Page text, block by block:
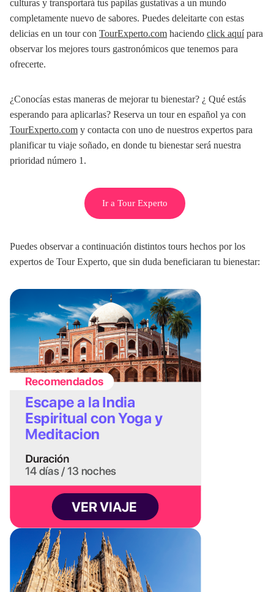
culturas y transportará tus papilas gustativas a un mundo
completamente nuevo de sabores. Puedes deleitarte con estas
delicias en un tour con TourExperto.com haciendo click aquípara
observar los mejores tours gastronómicos que tenemos para
ofrecerte.
¿Conocías estas maneras de mejorar tu bienestar? ¿ Qué estás
esperando para aplicarlas? Reserva un tour en español ya con
TourExperto.com y contacta con uno de nuestros expertos para
planificar tu viaje soñado, en donde tu bienestar será nuestra
prioridad número 1.
Ir a Tour Experto
Puedes observar a continuación distintos tours hechos por los
expertos de Tour Experto, que sin duda beneficiaran tu bienestar: